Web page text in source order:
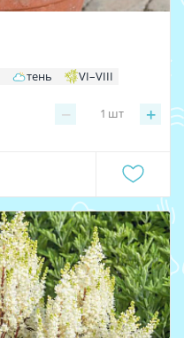
тень VI–VIII
− +
1 шт